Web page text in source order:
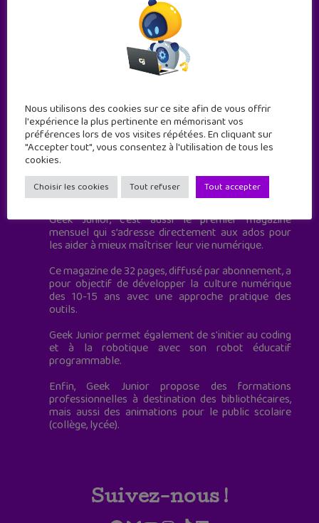
Geek Junior est le premier site de culture numérique
à destination des adolescents.
Geek Junior, c’est aussi le premier magazine
mensuel qui s’adresse directement aux ados pour
les aider à mieux maîtriser leur vie numérique.
Ce magazine de 32 pages, diffusé par abonnement, a
pour objectif de développer la culture numérique
des 10-15 ans avec une approche pratique des
outils.
Geek Junior permet également de s'initier au coding
et à la robotique avec son robot éducatif
programmable.
Enfin, Geek Junior propose des formations
professionnelles à destination des bibliothécaires,
mais aussi des animations pour le public scolaire
(collège, lycée).
Suivez-nous !
Nous utilisons des cookies sur ce site afin de vous offrir
l'expérience la plus pertinente en mémorisant vos
préférences lors de vos visites répétées. En cliquant sur
"Accepter tout", vous consentez à l'utilisation de tous les
cookies.
Choisir les cookies Tout refuser Tout accepter